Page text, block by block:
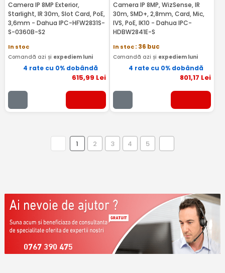
Camera IP 8MP Exterior,
Starlight, IR 30m, Slot Card, PoE,
3,6mm - Dahua IPC-HFW2831S-
S-0360B-S2
In stoc
Comandă azi și expediem luni
4 rate cu 0% dobândă
615,99 Lei
Camera IP 8MP, WizSense, IR
30m, SMD+, 2,8mm, Card, Mic,
IVS, PoE, IK10 - Dahua IPC-
HDBW2841E-S
In stoc: 36 buc
Comandă azi și expediem luni
4 rate cu 0% dobândă
801,17 Lei
1 2 3 4 5
0767 390 475